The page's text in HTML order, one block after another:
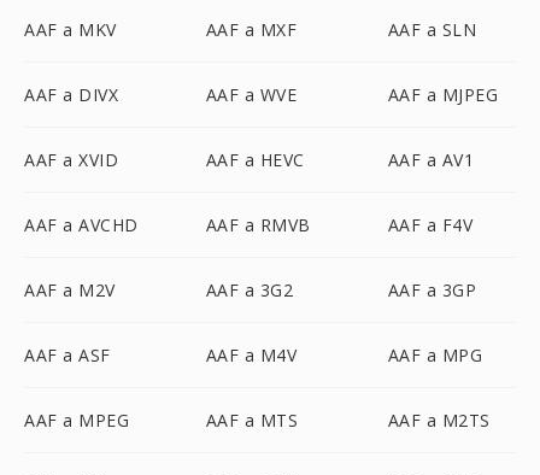
AAF a MKV AAF a MXF AAF a SLN
AAF a DIVX AAF a WVE AAF a MJPEG
AAF a XVID AAF a HEVC AAF a AV1
AAF a AVCHD AAF a RMVB AAF a F4V
AAF a M2V AAF a 3G2 AAF a 3GP
AAF a ASF AAF a M4V AAF a MPG
AAF a MPEG AAF a MTS AAF a M2TS